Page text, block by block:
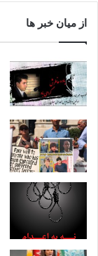
از میان خبر ها